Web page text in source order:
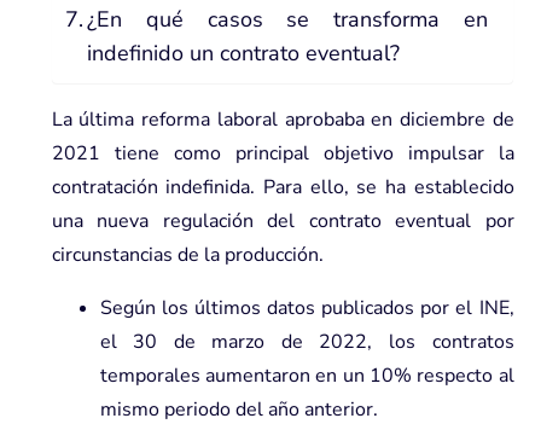
¿En qué casos se transforma en
indefinido un contrato eventual?
La última reforma laboral aprobaba en diciembre de
2021 tiene como principal objetivo impulsar la
contratación indefinida. Para ello, se ha establecido
una nueva regulación del contrato eventual por
circunstancias de la producción.
Según los últimos datos publicados por el INE,
el 30 de marzo de 2022, los contratos
temporales aumentaron en un 10% respecto al
mismo periodo del año anterior.